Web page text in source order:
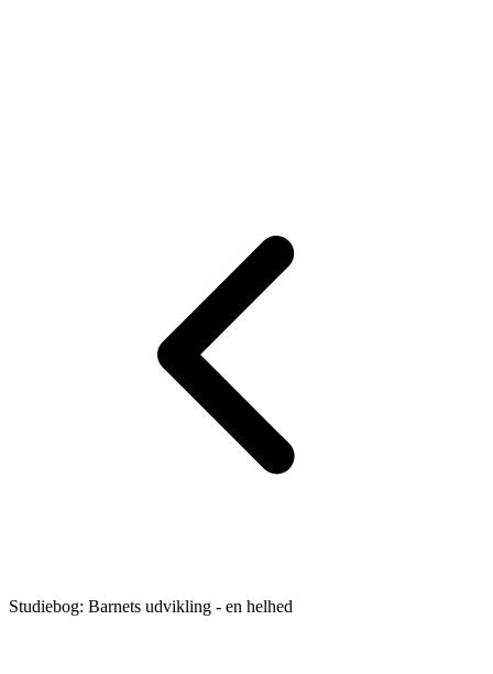
Studiebog: Barnets udvikling - en helhed